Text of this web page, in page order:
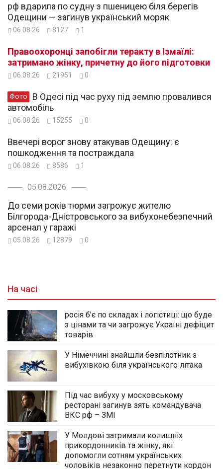
рф вдарила по судну з пшеницею біля берегів
Одещини — загинув український моряк
06.08.26 8127 1
Правоохоронці запобігли теракту в Ізмаїлі:
затримано жінку, причетну до його підготовки
06.08.26 21951 0
Фото
автомобіль
06.08.26 15255 0
Ввечері ворог знову атакував Одещину: є
пошкодження та постраждала
06.08.26 8586 1
05.08.2026
До семи років тюрми загрожує жителю
Білгорода-Дністровського за вибухонебезпечний
арсенал у гаражі
05.08.26 12879 0
На часі
росія б’є по складах і логістиці: що буде
з цінами та чи загрожує Україні дефіцит
товарів
У Німеччині знайшли безпілотник з
вибухівкою біля українського літака
Під час вибуху у московському
ресторані загинув зять командувача
ВКС рф – ЗМІ
У Молдові затримали колишніх
прикордонників та жінку, які
допомогли сотням українських
чоловіків незаконно перетнути кордон